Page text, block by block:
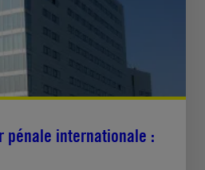
pénale internationale :